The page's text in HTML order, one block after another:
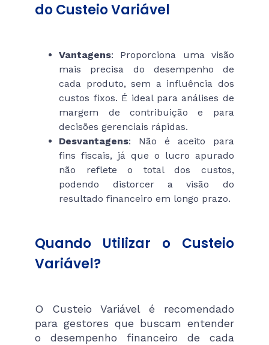
do Custeio Variável
Vantagens: Proporciona uma visão
mais precisa do desempenho de
cada produto, sem a influência dos
custos fixos. É ideal para análises de
margem de contribuição e para
decisões gerenciais rápidas.
Desvantagens: Não é aceito para
fins fiscais, já que o lucro apurado
não reflete o total dos custos,
podendo distorcer a visão do
resultado financeiro em longo prazo.
Quando Utilizar o Custeio
Variável?
O Custeio Variável é recomendado
para gestores que buscam entender
o desempenho financeiro de cada